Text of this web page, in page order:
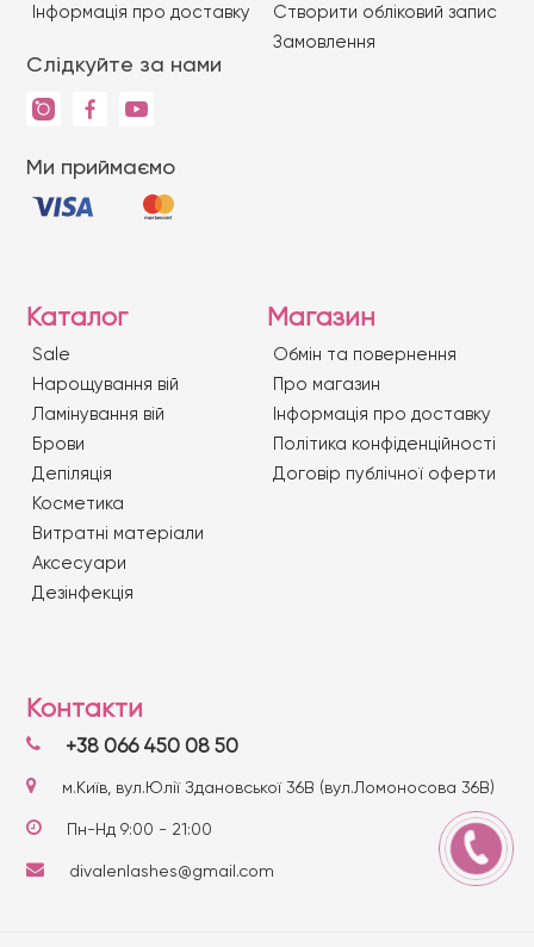
Iнформація про доставку
Слідкуйте за нами
Ми приймаємо
Створити обліковий запис
Замовлення
Каталог
Sale
Нарощування вій
Ламінування вій
Брови
Депіляція
Косметика
Витратні матеріали
Аксесуари
Дезінфекція
Магазин
Обмін та повернення
Про магазин
Iнформація про доставку
Політика конфіденційності
Договір публічної оферти
Контакти
+38 066 450 08 50
м.Київ, вул.Юлії Здановської 36В (вул.Ломоносова 36В)
Пн-Нд 9:00 - 21:00
divalenlashes@gmail.com